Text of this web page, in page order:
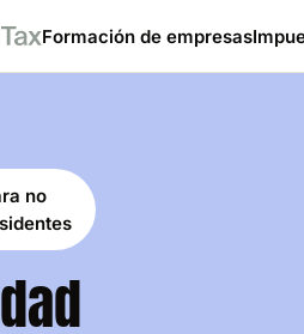
Formación de empresas
no